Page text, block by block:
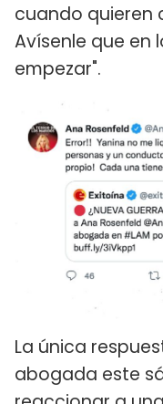
cuando quieren
Avísenle que en
empezar".
La única
abogada este